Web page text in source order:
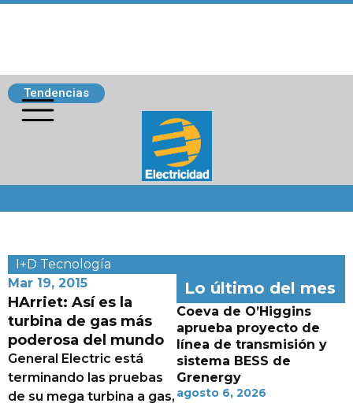
Tendencias
I+D Tecnología
Mar 19, 2015
HArriet: Así es la
turbina de gas más
poderosa del mundo
General Electric está
terminando las pruebas
de su mega turbina a gas,
Lo último del mes
Coeva de O’Higgins
aprueba proyecto de
línea de transmisión y
sistema BESS de
Grenergy
agosto 6, 2026